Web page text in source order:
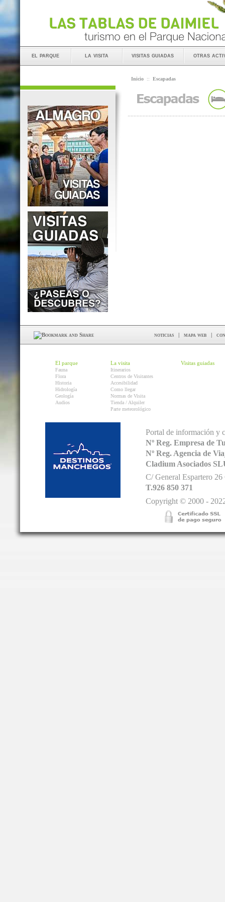
el parque la visita visitas guiadas otras
Inicio :: Escapadas
noticias | mapa web |
El parque
Fauna
Flora
Historia
Hidrología
Geología
Audios
La visita
Itinerarios
Centros de Visitantes
Accesibilidad
Como llegar
Normas de Visita
Tienda / Alquiler
Parte meteorológico
Visitas guiadas
Portal de información y
Nº Reg. Empresa de
Nº Reg. Agencia de
Cladium Asociados
C/ General Espartero
T.926 850 371
Copyright © 2000 -